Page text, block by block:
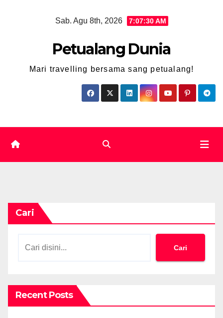
Sab. Agu 8th, 2026 7:07:31 AM
Petualang Dunia
Mari travelling bersama sang petualang!
Cari
Cari
Recent Posts